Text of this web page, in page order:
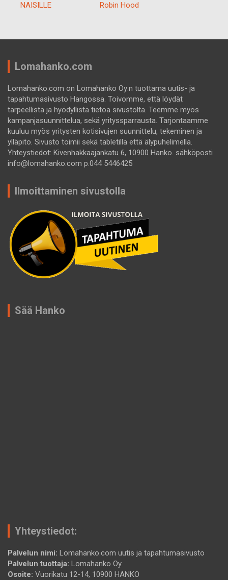
NAISILLE
Robin Hood
Lomahanko.com
Lomahanko.com on Lomahanko Oy:n tuottama uutis- ja
tapahtumasivusto Hangossa. Toivomme, että löydät
tarpeellista ja hyödyllistä tietoa sivustolta. Teemme myös
kampanjasuunnittelua, sekä yrityssparrausta. Tarjontaamme
kuuluu myös yritysten kotisivujen suunnittelu, tekeminen ja
ylläpito. Sivusto toimii sekä tabletilla että älypuhelimella.
Yhteystiedot: Kivenhakkaajankatu 6, 10900 Hanko. sähköposti
info@lomahanko.com p.044 5446425
Ilmoittaminen sivustolla
Sää Hanko
Yhteystiedot:
Palvelun nimi: Lomahanko.com uutis ja tapahtumasivusto
Palvelun tuottaja: Lomahanko Oy
Osoite: Vuorikatu 12-14, 10900 HANKO